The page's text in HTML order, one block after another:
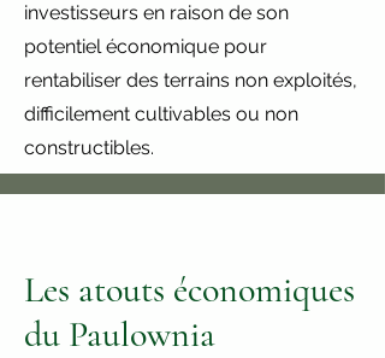
investisseurs en raison de son
potentiel économique pour
rentabiliser des terrains non exploités,
difficilement cultivables ou non
constructibles.
Les atouts économiques
du Paulownia